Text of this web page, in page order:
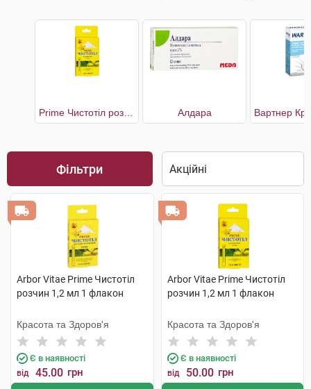
Алдара
Фільтри
Arbor Vitae Prime Чистотіл
розчин 1,2 мл 1 флакон
Красота та Здоров'я
Є в наявності
від 45.00 грн
Arbor Vitae Prime Чистотіл
розчин 1,2 мл 1 флакон
Красота та Здоров'я
Є в наявності
від 50.00 грн